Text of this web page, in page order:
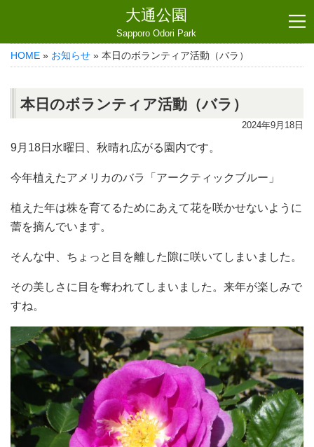
大通公園
Sapporo Odori Park
HOME » お知らせ » 本日のボランティア活動（バラ）
本日のボランティア活動（バラ）
2024年9月18日
9月18日水曜日、秋晴れ広がる園内です。
今年植えたアメリカのバラ「アークティックブルー」
植えた年は株を育てるためにあえて花を咲かせないように
蕾を摘んでいます。
そんな中、ちょっと目を離した隙に咲いてしまいました。
その美しさに目を奪われてしまいました。来年が楽しみで
すね。